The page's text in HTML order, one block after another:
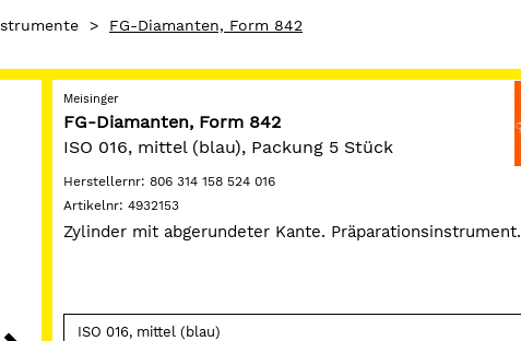
> FG-Diamanten, Form 842
Meisinger
FG-Diamanten, Form 842
ISO 016, mittel (blau), Packung 5 Stück
Herstellernr: 806 314 158 524 016
Artikelnr: 4932153
Zylinder mit abgerundeter Kante. Präparationsinstrument.